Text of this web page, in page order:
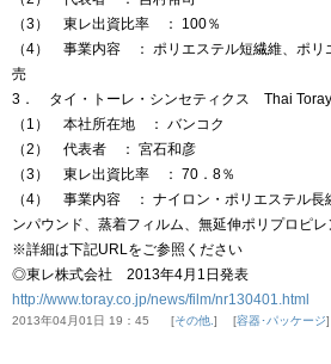
（3） 東レ出資比率 ： 100％
（4） 事業内容 ： ポリエステル短繊維、ポリ
売
3． タイ・トーレ・シンセティクス Thai Toray
（1） 本社所在地 ： バンコク
（2） 代表者 ： 宮石和彦
（3） 東レ出資比率 ： 70．8％
（4） 事業内容 ： ナイロン・ポリエステル長
ンパウンド、蒸着フィルム、無延伸ポリプロピ
※詳細は下記URLをご参照ください
◎東レ株式会社 2013年4月1日発表
http://www.toray.co.jp/news/film/nr130401.html
2013年04月01日 19：45 その他. 容器･パッケージ